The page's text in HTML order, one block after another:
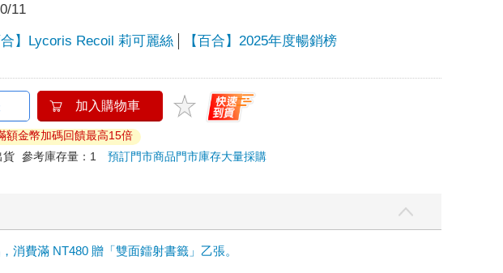
11
合】Lycoris Recoil 莉可麗絲 【百合】2025年度暢銷榜
加入購物車
額金幣加碼回饋最高15倍
貨 參考庫存量：1預訂門市商品門市庫存大量採購
消費滿 NT480 贈「雙面鐳射書籤」乙張。